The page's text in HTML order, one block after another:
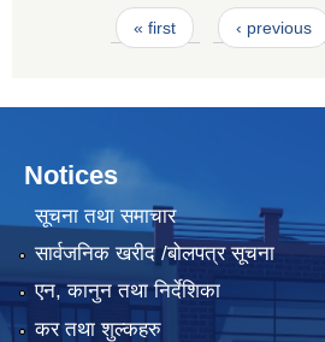
Pages« first ‹ previous
Notices
सूचना तथा समाचार
सार्वजनिक खरीद /बोलपत्र सूचना
एन, कानुन तथा निर्देशिका
कर तथा शुल्कहरु